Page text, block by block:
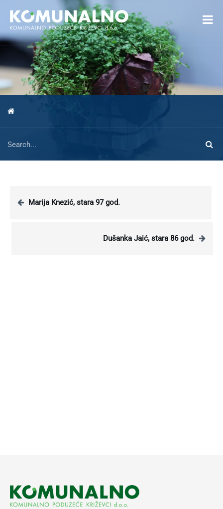
Open toolbar
Marija Knezić, stara 97 god.
Dušanka Jaić, stara 86 god.